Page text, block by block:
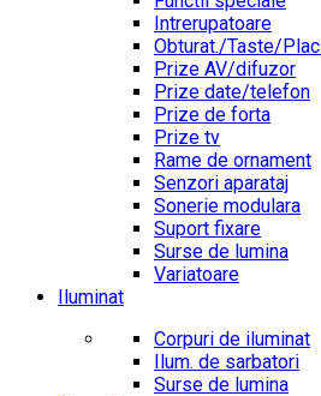
Intrerupatoare
Obturat./Taste/
Prize AV/difuzor
Prize date/telefon
Prize de forta
Prize tv
Rame de ornament
Senzori aparataj
Sonerie modulara
Suport fixare
Surse de lumina
Variatoare
Iluminat
Corpuri de iluminat
Ilum. de sarbatori
Surse de lumina